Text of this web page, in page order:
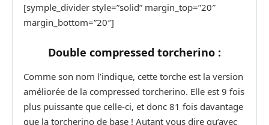
[symple_divider style=”solid” margin_top=”20″
margin_bottom=”20″]
Double compressed torcherino :
Comme son nom l’indique, cette torche est la version
améliorée de la compressed torcherino. Elle est 9 fois
plus puissante que celle-ci, et donc 81 fois davantage
que la torcherino de base ! Autant vous dire qu’avec